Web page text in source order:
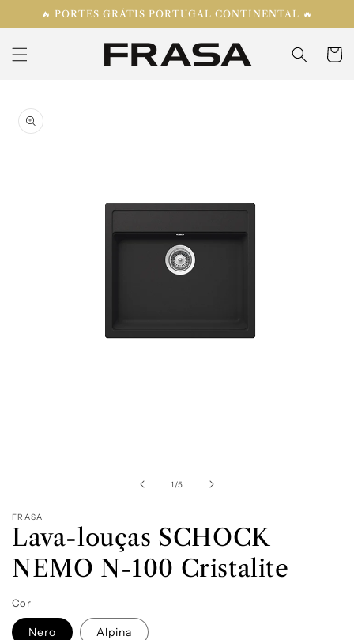
para o
conteúdo
🔥 PORTES GRÁTIS PORTUGAL CONTINENTAL 🔥
informação
1 /de
5
FRASA
Lava-louças SCHOCK
NEMO N-100 Cristalite
Cor
Nero Alpina